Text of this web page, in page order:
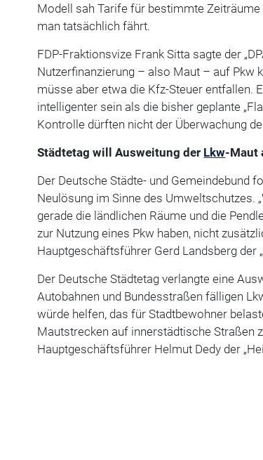
Modell sah Tarife für bestimmte Zeiträume
man tatsächlich fährt.
FDP-Fraktionsvize Frank Sitta sagte der
Nutzerfinanzierung – also Maut – auf Pkw
müsse aber etwa die Kfz-Steuer entfallen.
intelligenter sein als die bisher geplante
Kontrolle dürften nicht der Überwachung
Städtetag will Ausweitung der Lkw-Maut
Der Deutsche Städte- und Gemeindebund
Neulösung im Sinne des Umweltschutzes.
gerade die ländlichen Räume und die
zur Nutzung eines Pkw haben, nicht
Hauptgeschäftsführer Gerd Landsberg der
Der Deutsche Städtetag verlangte eine
Autobahnen und Bundesstraßen fälligen
würde helfen, das für Stadtbewohner
Mautstrecken auf innerstädtische Straßen
Hauptgeschäftsführer Helmut Dedy der